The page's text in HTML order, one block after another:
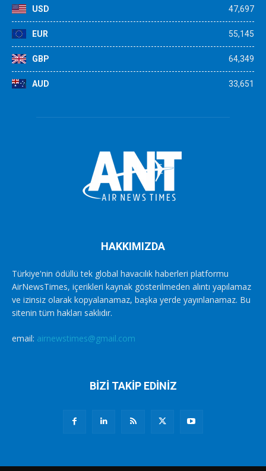
USD 47,697
EUR 55,145
GBP 64,349
AUD 33,651
HAKKIMIZDA
Türkiye'nin ödüllü tek global havacılık haberleri platformu
AirNewsTimes, içerikleri kaynak gösterilmeden alıntı yapılamaz
ve izinsiz olarak kopyalanamaz, başka yerde yayınlanamaz. Bu
sitenin tüm hakları saklıdır.
email: airnewstimes@gmail.com
BİZİ TAKİP EDİNİZ